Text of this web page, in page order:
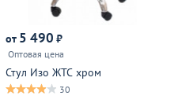
от 5 490 ₽
Оптовая цена
Стул Изо ЖТС хром
30